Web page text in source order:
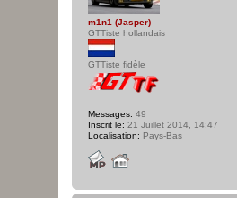
m1n1 (Jasper)
GTTiste hollandais
GTTiste fidèle
Messages: 49
Inscrit le: 21 Juillet 2014, 14:47
Localisation: Pays-Bas